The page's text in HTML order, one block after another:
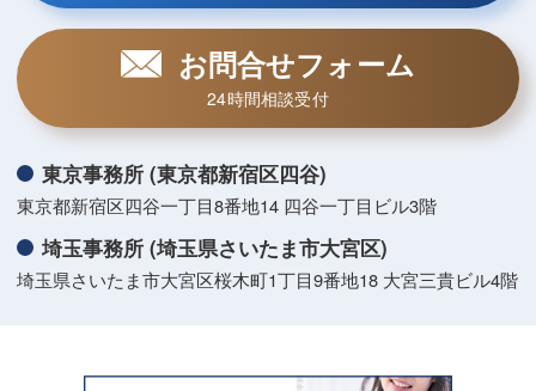
お問合せフォーム
24時間相談受付
東京事務所 (東京都新宿区四谷)
東京都新宿区四谷一丁目8番地14 四谷一丁目ビル3階
埼玉事務所 (埼玉県さいたま市大宮区)
埼玉県さいたま市大宮区桜木町1丁目9番地18 大宮三貴ビル4階